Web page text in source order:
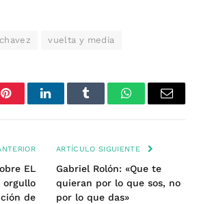
vuelta y media
PinterestLinkedInTumblr WhatsAppEmail
EL
orgullo
de
ARTÍCULO SIGUIENTE
Gabriel Rolón: «Que te
quieran por lo que sos, no
por lo que das»